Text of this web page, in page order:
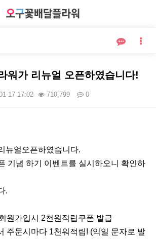
워가 리뉴얼 오픈하였습니다!
17 17:02 710,799 0
뉴얼오픈하였습니다.
기념 하기 이벤트를 실시하오니 확인하
.
원가입시 2천원적립쿠폰 발급
주문시마다 1천워적립! (익일 문자로 발